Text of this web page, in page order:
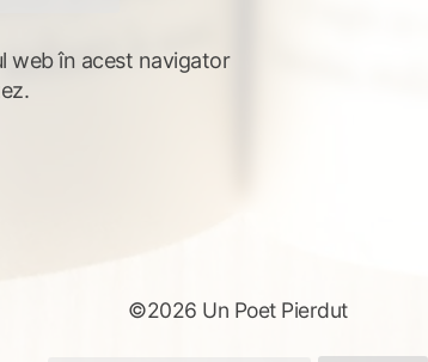
web în acest navigator
©2026 Un Poet Pierdut